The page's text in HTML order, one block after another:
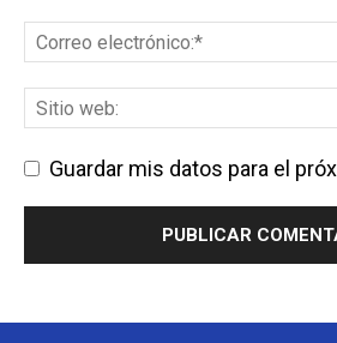
Guardar mis datos para el